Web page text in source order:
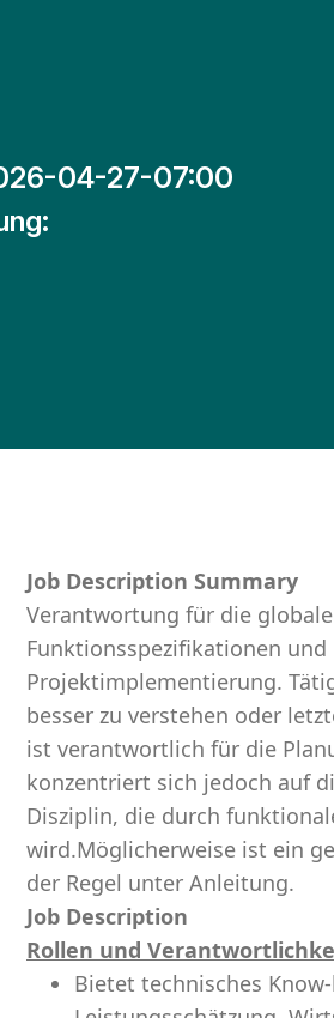
04-27-07:00
Job Description Summary
Verantwortung für die
Funktionsspezifikationen
Projektimplementierung.
besser zu verstehen oder
ist verantwortlich für die
konzentriert sich jedoch auf
Disziplin, die durch
wird.Möglicherweise ist ein
der Regel unter Anleitung.
Job Description
Rollen und
Bietet technisches